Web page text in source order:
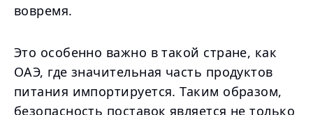
вовремя.
Это особенно важно в такой стране, как
ОАЭ, где значительная часть продуктов
питания импортируется. Таким образом,
безопасность поставок является не только